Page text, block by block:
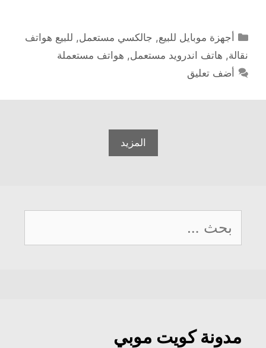
التصنيفات
أجهزة موبايل للبيع, جالكسي مستعمل, للبيع هواتف
نقالة, هاتف اندرويد مستعمل, هواتف مستعملة
أضف تعليق
المزيد
عن:
مدونة كويت موبي